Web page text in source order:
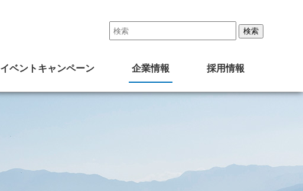
イベントキャンペーン 企業情報
会社沿革
事業所一覧
四国ガスグループの取り組み
採用情報
グループ特設サイト